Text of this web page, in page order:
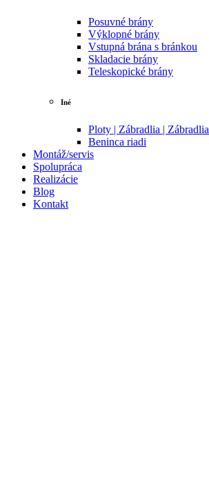
Posuvné brány
Výklopné brány
Vstupná brána s bránkou
Skladacie brány
Teleskopické brány
Iné
Ploty | Zábradlia | Zábradlia
Beninca riadi
Montáž/servis
Spolupráca
Realizácie
Blog
Kontakt